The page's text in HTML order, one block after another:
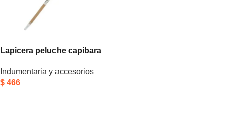
Lapicera peluche capibara
Indumentaria y accesorios
$ 466